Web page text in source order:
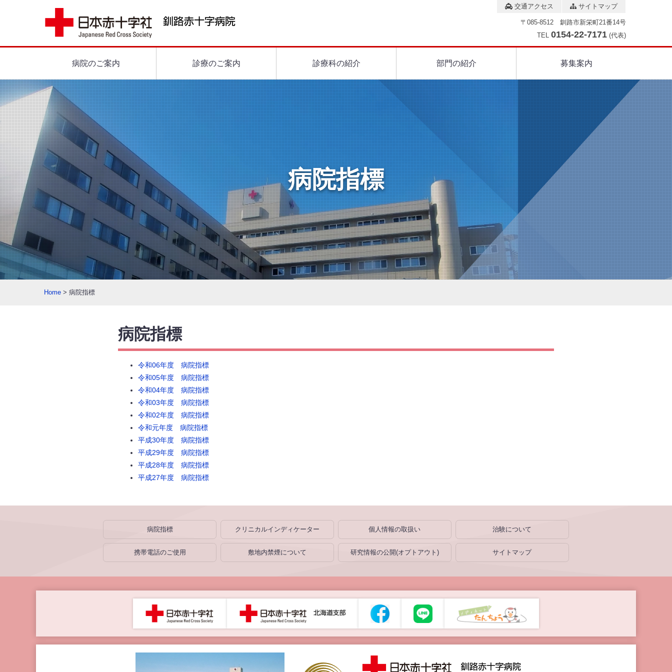
交通アクセス サイトマップ
〒085-8512 釧路市新栄町21番14号
TEL 0154-22-7171 (代表)
病院のご案内 診療のご案内 診療科の紹介 部門の紹介 募集案内
病院指標
Home > 病院指標
病院指標
令和06年度 病院指標
令和05年度 病院指標
令和04年度 病院指標
令和03年度 病院指標
令和02年度 病院指標
令和元年度 病院指標
平成30年度 病院指標
平成29年度 病院指標
平成28年度 病院指標
平成27年度 病院指標
病院指標 クリニカルインディケーター 個人情報の取扱い 治験について
携帯電話のご使用 敷地内禁煙について 研究情報の公開(オプトアウト) サイトマップ